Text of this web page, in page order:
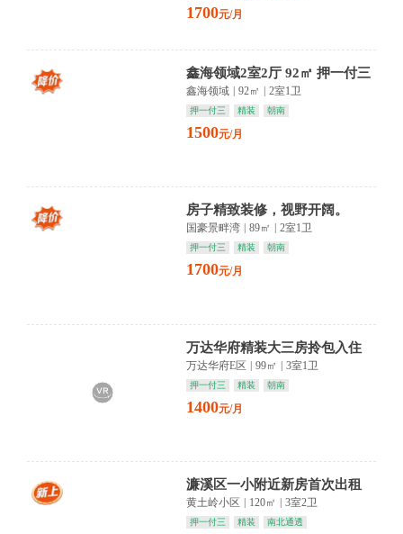
1700元/月
鑫海领域2室2厅 92㎡ 押一付三
鑫海领域 | 92㎡ | 2室1卫
押一付三 精装 朝南
1500元/月
房子精致装修，视野开阔。
国豪景畔湾 89㎡ 2室1卫
押一付三 精装 朝南
1700元/月
万达华府精装大三房拎包入住
万达华府E区 | 99㎡ | 3室1卫
押一付三 精装 朝南
1400元/月
濂溪区一小附近新房首次出租
黄土岭小区 120㎡ 3室2卫
押一付三 精装 南北通透